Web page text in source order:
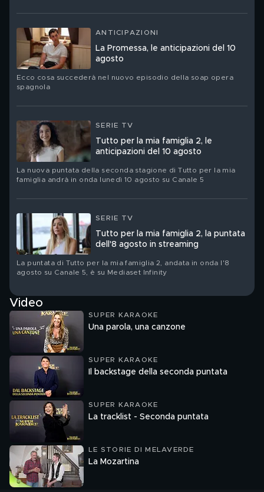
Eolie: quindici tavole nelle quali orti, boschi, allevamenti e
ANTICIPAZIONI
La Promessa, le anticipazioni del 10
agosto
Ecco cosa succederà nel nuovo episodio della soap opera
spagnola
SERIE TV
Tutto per la mia famiglia 2, le
anticipazioni del 10 agosto
La nuova puntata della seconda stagione di Tutto per la mia
famiglia andrà in onda lunedì 10 agosto su Canale 5
SERIE TV
Tutto per la mia famiglia 2, la puntata
dell'8 agosto in streaming
La puntata di Tutto per la mia famiglia 2, andata in onda l'8
agosto su Canale 5, è su Mediaset Infinity
Video
SUPER KARAOKE
Una parola, una canzone
SUPER KARAOKE
Il backstage della seconda puntata
SUPER KARAOKE
La tracklist - Seconda puntata
LE STORIE DI MELAVERDE
La Mozartina